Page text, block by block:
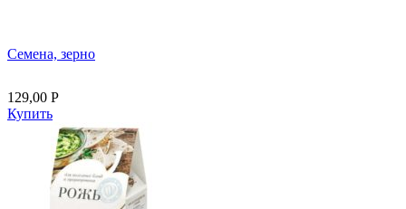
Семена, зерно
129,00 Р
Купить